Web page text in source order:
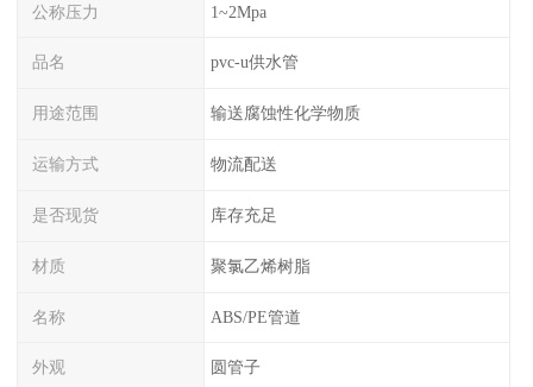
公称压力 1~2Mpa
品名 pvc-u供水管
用途范围 输送腐蚀性化学物质
运输方式 物流配送
是否现货 库存充足
材质 聚氯乙烯树脂
名称 ABS/PE管道
外观 圆管子